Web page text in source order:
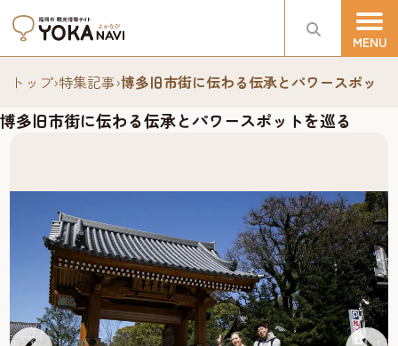
トップ›特集記事›博多旧市街に伝わる伝承とパワースポット
博多旧市街に伝わる伝承とパワースポットを巡る